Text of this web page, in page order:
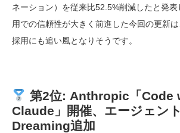
ネーション）を従来比52.5%削減したと発表
用での信頼性が大きく前進した今回の更新
採用にも追い風となりそうです。
第2位: Anthropic「Code
Claude」開催、エージェン
Dreaming追加